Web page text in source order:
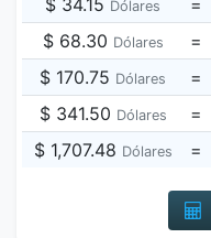
$ 34.15 Dólares =
$ 68.30 Dólares =
$ 170.75 Dólares =
$ 341.50 Dólares =
$ 1,707.48 Dólares =